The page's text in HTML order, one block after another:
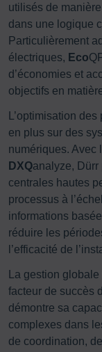
utilisés de
dans une logique
Particulièrement
électriques, Eco
d’économies et
objectifs en
L’optimisation
en plus sur des
numériques. Avec
DXQanalyze,
centrales hautes
processus à
informations
réduire les
l’efficacité de
La gestion
facteur de succès
démontre sa
complexes dans
de coordination,